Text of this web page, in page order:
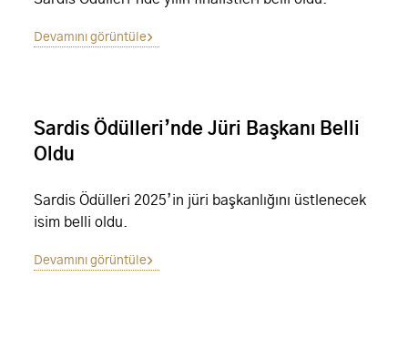
Devamını görüntüle
Sardis Ödülleri’nde Jüri Başkanı Belli
Oldu
Sardis Ödülleri 2025’in jüri başkanlığını üstlenecek
isim belli oldu.
Devamını görüntüle